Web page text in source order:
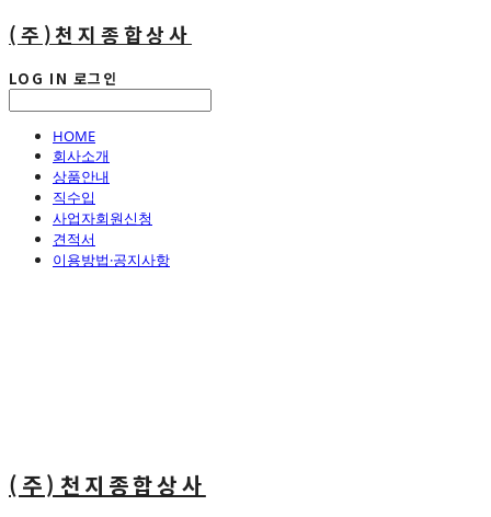
(주)천지종합상사
LOG IN 로그인
HOME
회사소개
상품안내
직수입
사업자회원신청
견적서
이용방법·공지사항
(주)천지종합상사